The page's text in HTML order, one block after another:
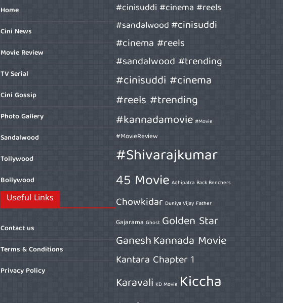
Home
Cini News
Movie Review
TV Serial
Cini Gossip
Photo Gallery
Sandalwood
Tollywood
Bollywood
Useful Links
Contact us
Terms & Conditions
Privacy Policy
#cinisuddi #cinema #reels
#sandalwood#cinisuddi
#cinema #reels
#sandalwood #trending
#cinisuddi #cinema
#reels #trending
#kannadamovie #Movie
#MovieReview
#Shivarajkumar
45 Movie Adhipatra Back Benchers
Chowkidar Duniya Vijay Father
Gajarama Ghost Golden Star
GaneshKannada Movie
Kantara Chapter 1
Karavali KD Movie Kiccha